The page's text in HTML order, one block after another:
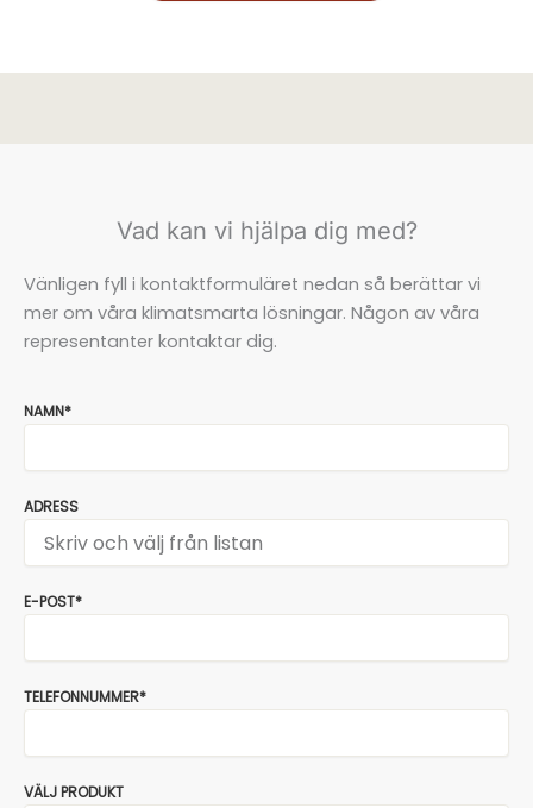
Vad kan vi hjälpa dig med?
Vänligen fyll i kontaktformuläret nedan så berättar vi
mer om våra klimatsmarta lösningar. Någon av våra
representanter kontaktar dig.
NAMN*
ADRESS
E-POST*
TELEFONNUMMER*
VÄLJ PRODUKT